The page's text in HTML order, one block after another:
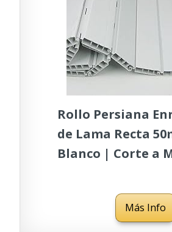
Rollo Persiana
de Lama Recta
Blanco | Corte a
(130.00, 100.00)
Más Info